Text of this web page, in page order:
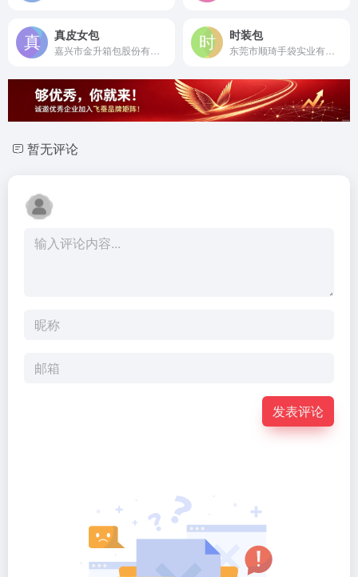
真皮女包 时装包
暂无评论
发表评论